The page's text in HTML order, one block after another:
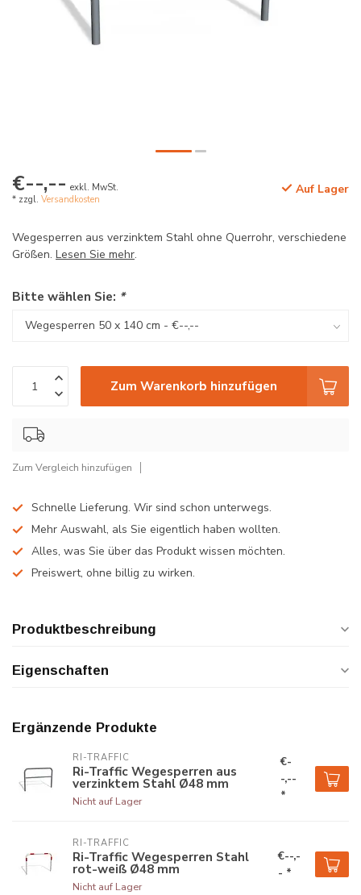
€--,-- exkl. MwSt.
* zzgl. Versandkosten
Auf Lager
Wegesperren aus verzinktem Stahl ohne Querrohr, verschiedene
Größen. Lesen Sie mehr.
Bitte wählen Sie: *
Zum Warenkorb hinzufügen
Zum Vergleich hinzufügen
Schnelle Lieferung. Wir sind schon unterwegs.
Mehr Auswahl, als Sie eigentlich haben wollten.
Alles, was Sie über das Produkt wissen möchten.
Preiswert, ohne billig zu wirken.
Produktbeschreibung
Eigenschaften
Ergänzende Produkte
RI-TRAFFIC
Ri-Traffic Wegesperren aus
verzinktem Stahl Ø48 mm
Nicht auf Lager
€-
-,--
*
RI-TRAFFIC
Ri-Traffic Wegesperren Stahl
rot-weiß Ø48 mm
Nicht auf Lager
€--,-
- *